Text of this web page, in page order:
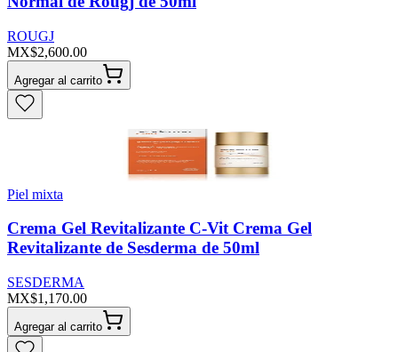
ROUGJ
MX$2,600.00
Agregar al carrito
Piel mixta
Crema Gel Revitalizante C-Vit Crema Gel
Revitalizante de Sesderma de 50ml
SESDERMA
MX$1,170.00
Agregar al carrito